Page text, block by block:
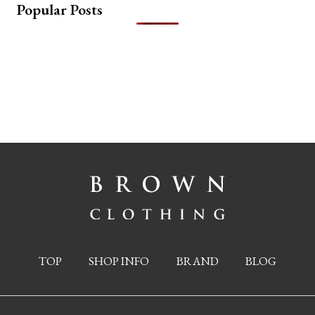
Popular Posts
TOP SHOP INFO BRAND BLOG